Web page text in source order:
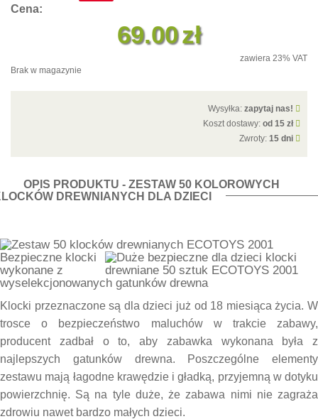
Cena:
69.00zł
zawiera 23% VAT
Brak w magazynie
Wysyłka: zapytaj nas!
Koszt dostawy: od 15 zł
Zwroty: 15 dni
OPIS PRODUKTU - ZESTAW 50 KOLOROWYCH
DREWNIANYCH DLA DZIECI
Bezpieczne klocki
wykonane z
wyselekcjonowanych gatunków drewna
Klocki przeznaczone są dla dzieci już od 18 miesiąca życia. W
trosce o bezpieczeństwo maluchów w trakcie zabawy,
producent zadbał o to, aby zabawka wykonana była z
najlepszych gatunków drewna. Poszczególne elementy
zestawu mają łagodne krawędzie i gładką, przyjemną w dotyku
powierzchnię. Są na tyle duże, że zabawa nimi nie zagraża
zdrowiu nawet bardzo małych dzieci.